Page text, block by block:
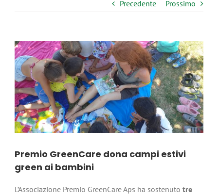
Precedente Prossimo
Ingrandisci
immagine
Premio GreenCare dona campi estivi
green ai bambini
L’Associazione Premio GreenCare Aps ha sostenuto tre